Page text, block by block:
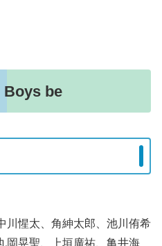
be
川惺太、角紳太郎、池川侑希
岡晃聖、上垣廣祐、亀井海